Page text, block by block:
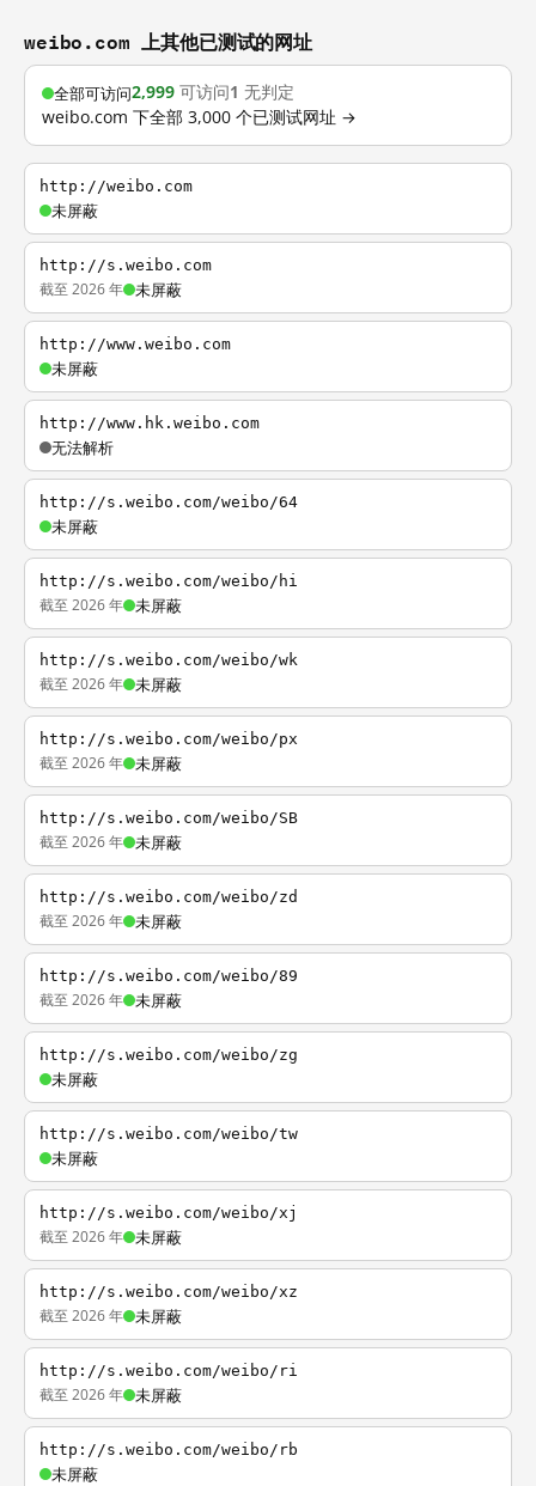
weibo.com 上其他已测试的网址
全部可访问2,999 可访问1 无判定
weibo.com 下全部 3,000 个已测试网址 →
http://weibo.com
未屏蔽
http://s.weibo.com
截至 2026 年 未屏蔽
http://www.weibo.com
未屏蔽
http://www.hk.weibo.com
无法解析
http://s.weibo.com/weibo/64
未屏蔽
http://s.weibo.com/weibo/hi
截至 2026 年 未屏蔽
http://s.weibo.com/weibo/wk
截至 2026 年 未屏蔽
http://s.weibo.com/weibo/px
截至 2026 年 未屏蔽
http://s.weibo.com/weibo/SB
截至 2026 年 未屏蔽
http://s.weibo.com/weibo/zd
截至 2026 年 未屏蔽
http://s.weibo.com/weibo/89
截至 2026 年 未屏蔽
http://s.weibo.com/weibo/zg
未屏蔽
http://s.weibo.com/weibo/tw
未屏蔽
http://s.weibo.com/weibo/xj
截至 2026 年 未屏蔽
http://s.weibo.com/weibo/xz
截至 2026 年 未屏蔽
http://s.weibo.com/weibo/ri
截至 2026 年 未屏蔽
http://s.weibo.com/weibo/rb
未屏蔽